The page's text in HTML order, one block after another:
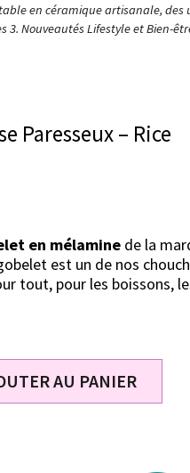
en céramique artisanale, des
Nouveautés Lifestyle et Bien-
Paresseux – Rice
en mélamine de la
est un de nos
tout, pour les boissons,
AU PANIER